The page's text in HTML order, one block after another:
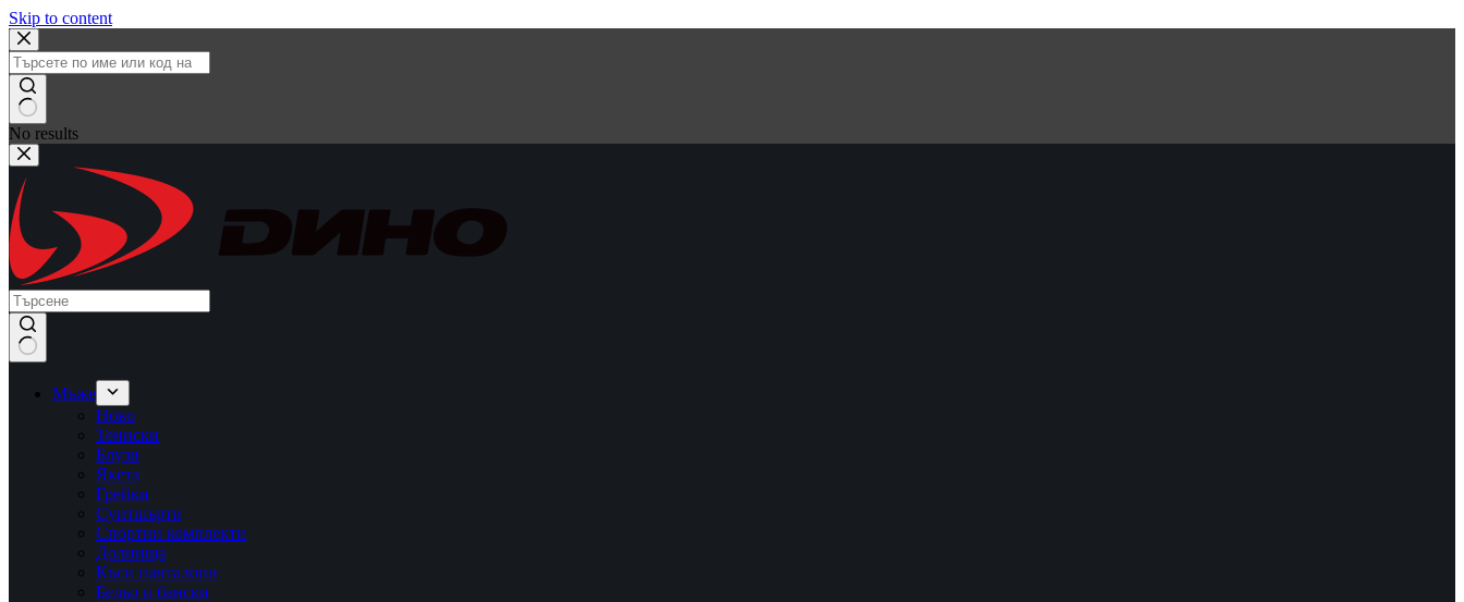
Skip to content
No results
Мъже
Ново
Тениски
Блузи
Якета
Грейки
Суитшърти
Спортни комплекти
Долнища
Къси панталони
Бельо и бански